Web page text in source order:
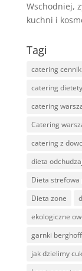
Wschodniej,
kuchni i
Tagi
catering cennik
catering
catering
Catering
catering z
dieta
Dieta strefowa
Dieta zone
ekologiczne
garnki
jak dzielimy